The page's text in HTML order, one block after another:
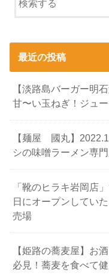
最近の投稿
【淡路島バーガー明
甘〜い玉ねぎ！ジュー
【麺屋 國丸】
シの味噌ラーメン専門
「靴のヒラキ岩岡店
日にオープンしてい
売場
【姫路の蕎麦屋】お
必見！蕎麦を食べて